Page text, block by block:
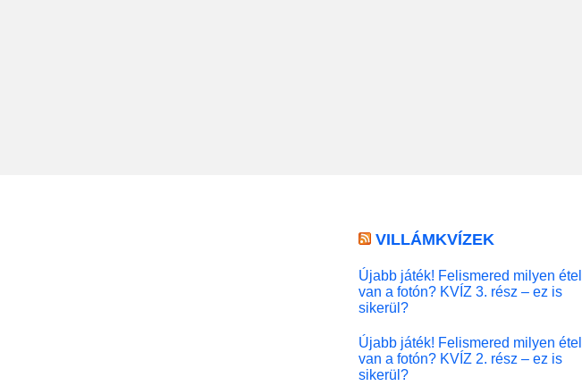
VILLÁMKVÍZEK
Újabb játék! Felismered milyen étel
van a fotón? KVÍZ 3. rész – ez is
sikerül?
Újabb játék! Felismered milyen étel
van a fotón? KVÍZ 2. rész – ez is
sikerül?